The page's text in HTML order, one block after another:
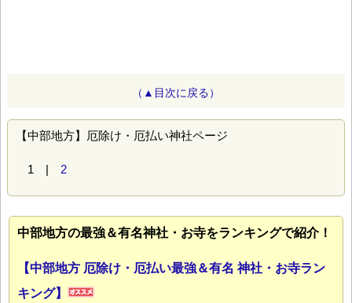
（▲目次に戻る）
【中部地方】厄除け・厄払い神社ページ
1 | 2
中部地方の最強＆有名神社・お寺をランキングで紹介！
【中部地方 厄除け・厄払い最強＆有名 神社・お寺ラン
キング】